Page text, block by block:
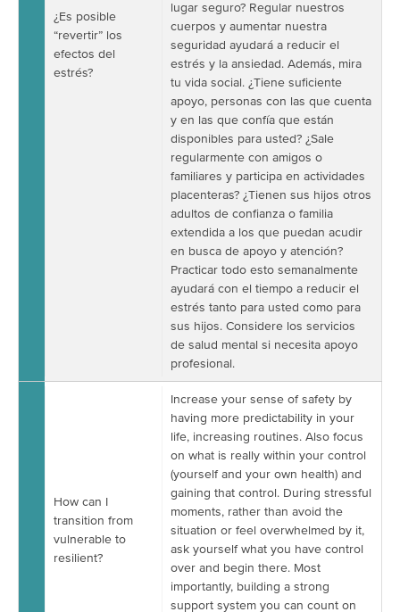
¿Es posible
“revertir” los
efectos del
estrés?
lugar seguro? Regular nuestros
cuerpos y aumentar nuestra
seguridad ayudará a reducir el
estrés y la ansiedad. Además, mira
tu vida social. ¿Tiene suficiente
apoyo, personas con las que cuenta
y en las que confía que están
disponibles para usted? ¿Sale
regularmente con amigos o
familiares y participa en actividades
placenteras? ¿Tienen sus hijos otros
adultos de confianza o familia
extendida a los que puedan acudir
en busca de apoyo y atención?
Practicar todo esto semanalmente
ayudará con el tiempo a reducir el
estrés tanto para usted como para
sus hijos. Considere los servicios
de salud mental si necesita apoyo
profesional.
How can I
transition from
vulnerable to
resilient?
Increase your sense of safety by
having more predictability in your
life, increasing routines. Also focus
on what is really within your control
(yourself and your own health) and
gaining that control. During stressful
moments, rather than avoid the
situation or feel overwhelmed by it,
ask yourself what you have control
over and begin there. Most
importantly, building a strong
support system you can count on